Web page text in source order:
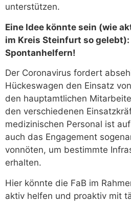
unterstützen.
Eine Idee könnte sein (wie
im Kreis Steinfurt so gelebt):
Spontanhelfern!
Der Coronavirus fordert
Hückeswagen den Einsatz
den hauptamtlichen
den verschiedenen
medizinischen Personal ist
auch das Engagement
vonnöten, um bestimmte
erhalten.
Hier könnte die FaB im
aktiv helfen und proaktiv mit